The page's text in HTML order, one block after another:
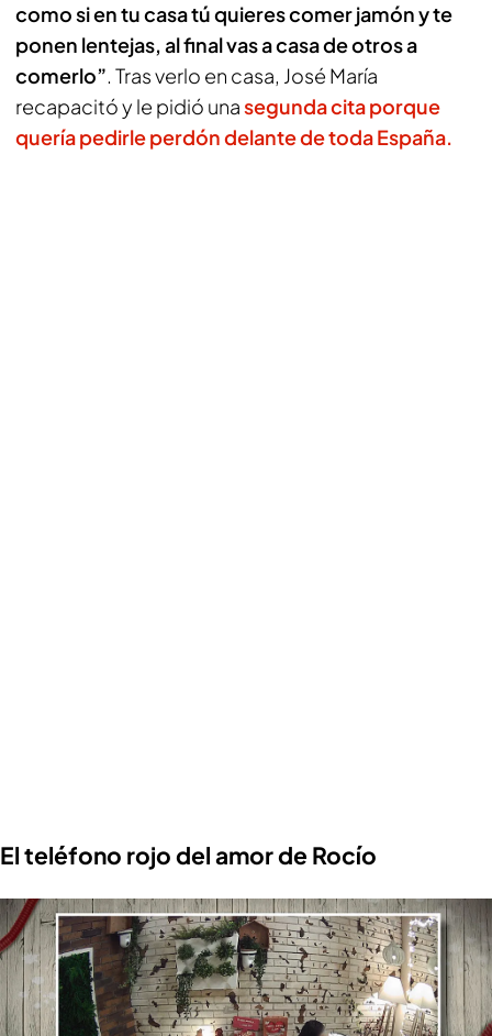
como si en tu casa tú quieres comer jamón y te
ponen lentejas, al final vas a casa de otros a
comerlo”. Tras verlo en casa, José María
recapacitó y le pidió unasegunda cita porque
quería pedirle perdón delante de toda España.
El teléfono rojo del amor de Rocío